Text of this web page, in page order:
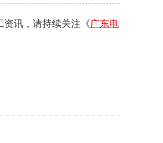
资讯，请持续关注《广东电